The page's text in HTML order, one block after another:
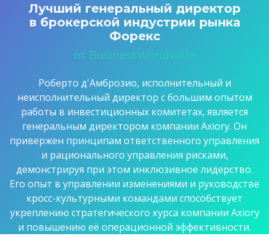
Лучший генеральный директор
в брокерской индустрии рынка
Форекс
от BusinessWorldwide
Роберто д'Амброзио, исполнительный и
неисполнительный директор с большим опытом
работы в инвестиционных комитетах, является
генеральным директором компании Axiory. Он
привержен принципам ответственного управления
и рационального управления рисками,
демонстрируя при этом инклюзивное лидерство.
Его опыт в управлении изменениями и руководстве
кросс-культурными командами способствует
укреплению стратегического курса компании Axiory
и повышению её операционной эффективности.